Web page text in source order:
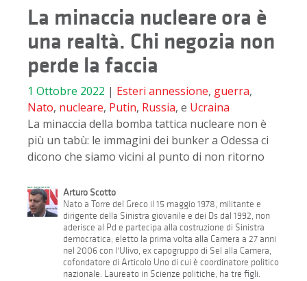
La minaccia nucleare ora è
una realtà. Chi negozia non
perde la faccia
1 Ottobre 2022 | Esteri annessione, guerra,
Nato, nucleare, Putin, Russia, e Ucraina
La minaccia della bomba tattica nucleare non è
più un tabù: le immagini dei bunker a Odessa ci
dicono che siamo vicini al punto di non ritorno
Arturo Scotto
Nato a Torre del Greco il 15 maggio 1978, militante e
dirigente della Sinistra giovanile e dei Ds dal 1992, non
aderisce al Pd e partecipa alla costruzione di Sinistra
democratica; eletto la prima volta alla Camera a 27 anni
nel 2006 con l'Ulivo, ex capogruppo di Sel alla Camera,
cofondatore di Articolo Uno di cui è coordinatore politico
nazionale. Laureato in Scienze politiche, ha tre figli.